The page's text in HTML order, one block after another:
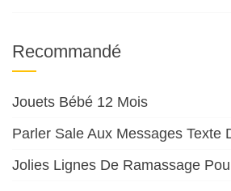
Recommandé
Jouets Bébé 12 Mois
Parler Sale Aux Messages Texte
Jolies Lignes De Ramassage